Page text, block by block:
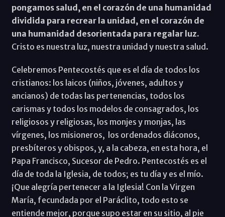
pongamos salud, en el corazón de una humanidad
dividida para recrear la unidad, en el corazón de
una humanidad desorientada para regalar luz.
Cristo es nuestra luz, nuestra unidad y nuestra salud.
Celebremos Pentecostés que es el día de todos los
cristianos: los laicos (niños, jóvenes, adultos y
ancianos) de todas las pertenencias, todos los
carismas y todos los modelos de consagrados, los
religiosos y religiosas, los monjes y monjas, las
vírgenes, los misioneros, los ordenados diáconos,
presbíteros y obispos, y, a la cabeza, en esta hora, el
Papa Francisco, Sucesor de Pedro. Pentecostés es el
día de toda la Iglesia, de todos; es tu día y es el mío.
¡Que alegría pertenecer a la Iglesia! Con la Virgen
María, fecundada por el Paráclito, todo esto se
entiende mejor, porque supo estar en su sitio, al pie